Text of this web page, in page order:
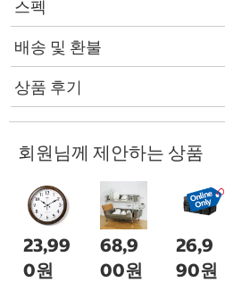
스펙
배송 및 환불
상품 후기
회원님께 제안하는 상품
23,99
0원
68,9
00원
26,9
90원